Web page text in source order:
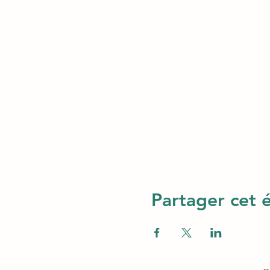
Partager cet